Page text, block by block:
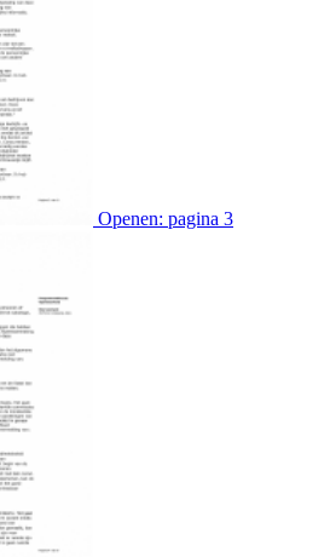
Openen: pagina 3